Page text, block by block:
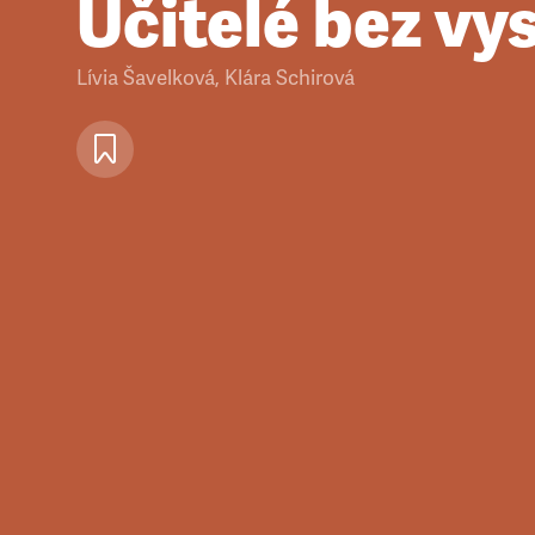
Učitelé bez
Lívia Šavelková, Klára Schirová